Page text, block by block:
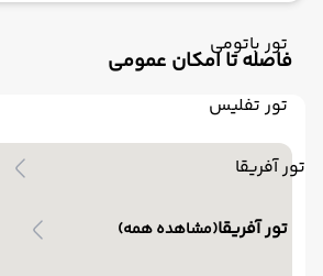
تور باتومی
تور تفلیس
تور آفریقا
تور آفریقا(مشاهده همه)
فاصله تا امکان عمومی